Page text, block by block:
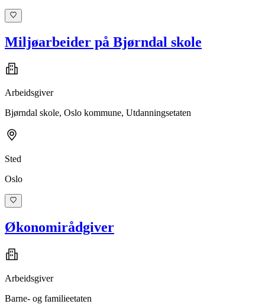
Miljøarbeider på Bjørndal skole
Arbeidsgiver
Bjørndal skole, Oslo kommune, Utdanningsetaten
Sted
Oslo
Økonomirådgiver
Arbeidsgiver
Barne- og familieetaten